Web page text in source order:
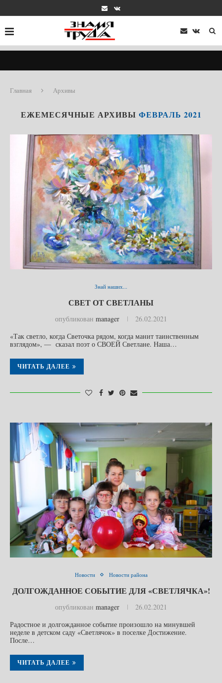
Главная Архивы
ЕЖЕМЕСЯЧНЫЕ АРХИВЫ ФЕВРАЛЬ 2021
Знай наших...
СВЕТ ОТ СВЕТЛАНЫ
опубликован manager
26.02.2021
«Так светло, когда Светочка рядом, когда манит таинственным
взглядом», — сказал поэт о СВОЕЙ Светлане. Наша…
ЧИТАТЬ ДАЛЕЕ
Новости Новости района
ДОЛГОЖДАННОЕ СОБЫТИЕ ДЛЯ «СВЕТЛЯЧКА»!
опубликован manager
26.02.2021
Радостное и долгожданное событие произошло на минувшей
неделе в детском саду «Светлячок» в поселке Достижение.
После…
ЧИТАТЬ ДАЛЕЕ